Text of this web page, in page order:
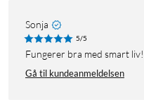
Sonja
5/5
Fungerer bra med smart liv!
Gå til kundeanmeldelsen